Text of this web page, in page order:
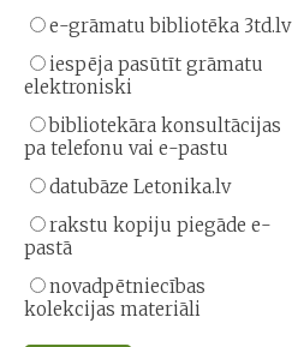
e-grāmatu bibliotēka 3td.lv
iespēja pasūtīt grāmatu
elektroniski
bibliotekāra konsultācijas
pa telefonu vai e-pastu
datubāze Letonika.lv
rakstu kopiju piegāde e-
pastā
novadpētniecības
kolekcijas materiāli